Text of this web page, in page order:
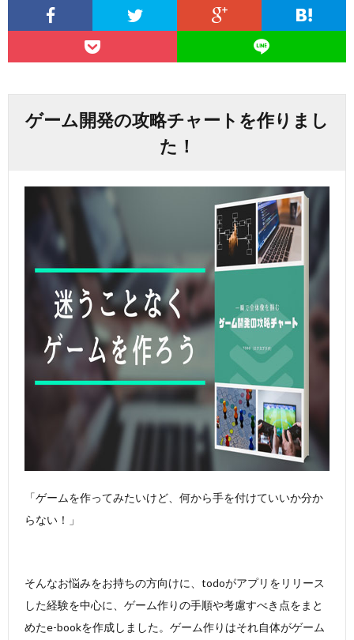
ゲーム開発の攻略チャートを作りまし
た！
「ゲームを作ってみたいけど、何から手を付けていいか分か
らない！」
そんなお悩みをお持ちの方向けに、todoがアプリをリリース
した経験を中心に、ゲーム作りの手順や考慮すべき点をまと
めたe-bookを作成しました。ゲーム作りはそれ自体がゲーム